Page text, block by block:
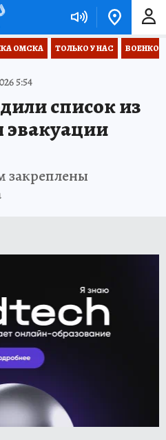
ОМСКА ТОЛЬКО У НАС
5:54
список из
эвакуации
закреплены